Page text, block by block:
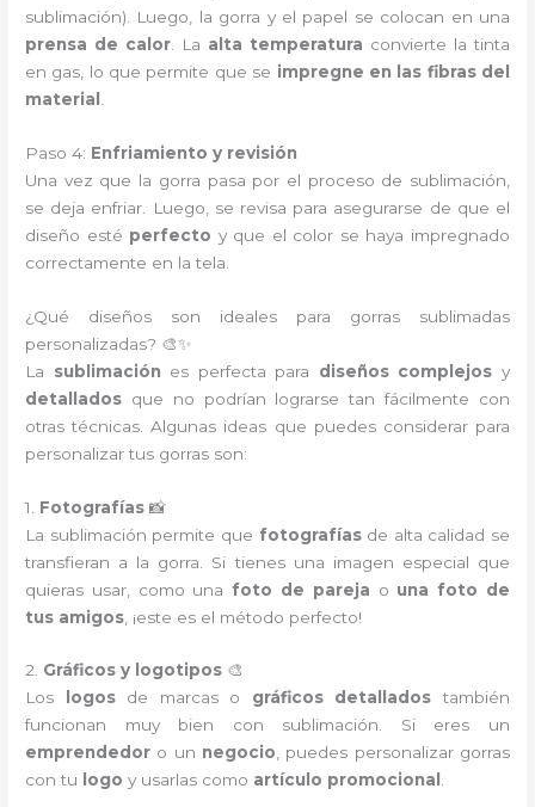
sublimación). Luego, la gorra y el papel se colocan en una
prensa de calor . La alta temperatura convierte la tinta
en gas, lo que permite que se impregne en las fibras del
material
Paso 4: Enfriamiento y revisión
Una vez que la gorra pasa por el proceso de sublimación,
se deja enfriar. Luego, se revisa para asegurarse de que el
diseño esté perfecto y que el color se haya impregnado
correctamente en la tela.
¿Qué diseños son ideales para gorras sublimadas
personalizadas? 🎨✨
La sublimación es perfecta para diseños complejos y
detallados que no podrían lograrse tan fácilmente con
otras técnicas. Algunas ideas que puedes considerar para
personalizar tus gorras son:
1. Fotografías 📸
La sublimación permite que fotografíasde alta calidad se
transfieran a la gorra. Si tienes una imagen especial que
quieras usar, como una foto de pareja o una foto de
tus amigos , ¡este es el método perfecto!
2. Gráficos y logotipos 🎨
Los
logosde marcas o gráficos detallados también
funcionan muy bien con sublimación. Si eres un
emprendedor o un negocio, puedes personalizar gorras
con tu
logo y usarlas como artículo promocional .